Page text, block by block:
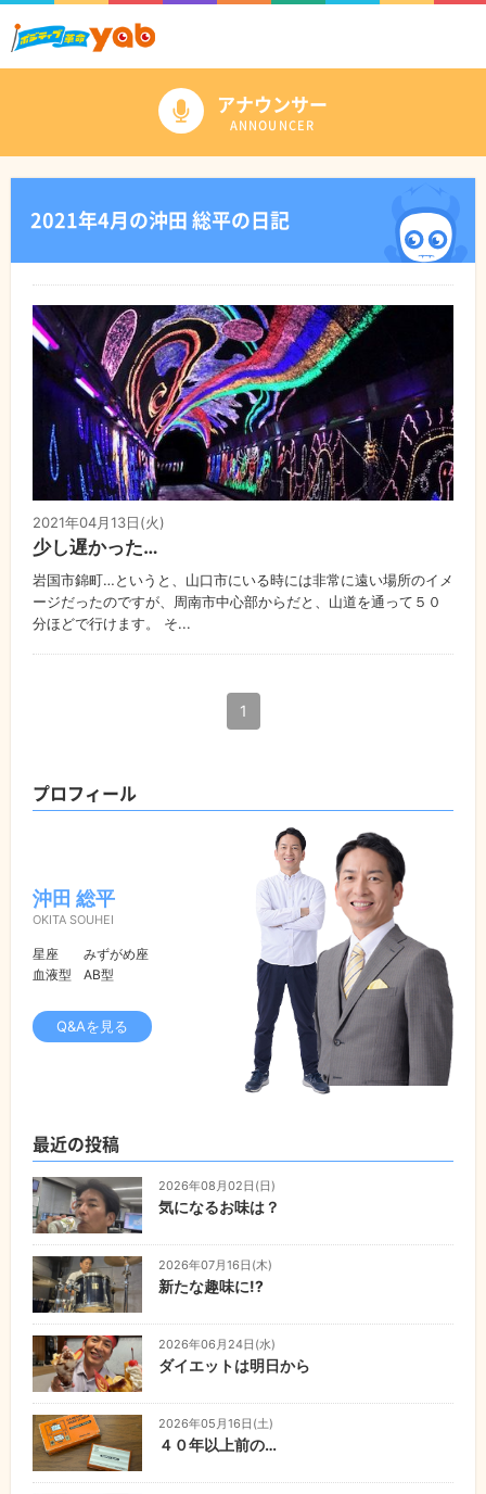
アナウンサー
ANNOUNCER
2021年4月の沖田 総平の日記
2021年04月13日(火)
少し遅かった…
岩国市錦町…というと、山口市にいる時には非常に遠い場所のイメ
ージだったのですが、周南市中心部からだと、山道を通って５０
分ほどで行けます。 そ...
1
プロフィール
沖田 総平
OKITA SOUHEI
星座
みずがめ座
血液型
AB型
Q&Aを見る
最近の投稿
2026年08月02日(日)
気になるお味は？
2026年07月16日(木)
新たな趣味に!?
2026年06月24日(水)
ダイエットは明日から
2026年05月16日(土)
４０年以上前の…